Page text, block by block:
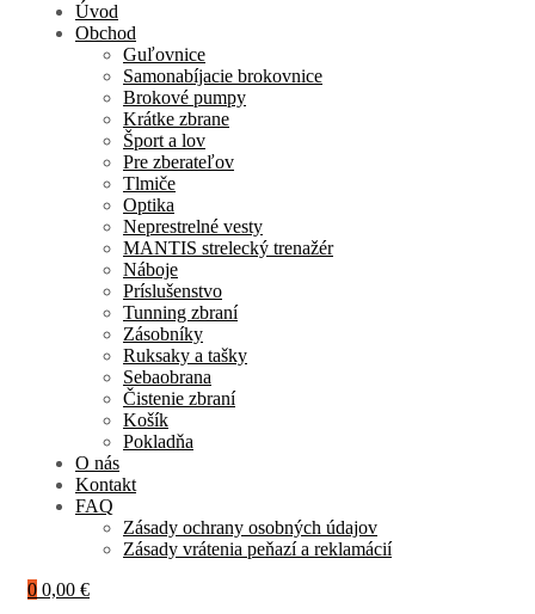
Úvod
Obchod
Guľovnice
Samonabíjacie brokovnice
Brokové pumpy
Krátke zbrane
Šport a lov
Pre zberateľov
Tlmiče
Optika
Neprestrelné vesty
MANTIS strelecký trenažér
Náboje
Príslušenstvo
Tunning zbraní
Zásobníky
Ruksaky a tašky
Sebaobrana
Čistenie zbraní
Košík
Pokladňa
O nás
Kontakt
FAQ
Zásady ochrany osobných údajov
Zásady vrátenia peňazí a reklamácií
0 0,00 €